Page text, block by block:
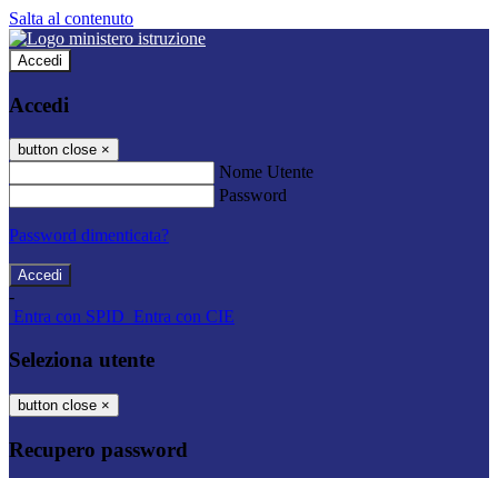
Salta al contenuto
Accedi
Accedi
button close ×
Nome Utente
Password
Password dimenticata?
-
Entra con SPID Entra con CIE
Seleziona utente
button close ×
Recupero password